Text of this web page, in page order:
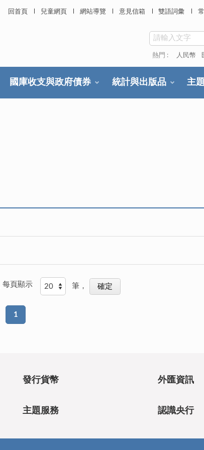
回首頁 兒童網頁 網站導覽 意見信箱 雙語詞彙
熱門 : 人民幣
國庫收支與政府債券 統計與出版品 主
每頁顯示 筆，
1
發行貨幣 外匯資訊
主題服務 認識央行